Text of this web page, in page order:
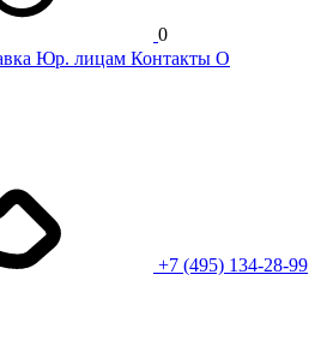
0
Юр. лицам Контакты О
+7 (495) 134-28-99